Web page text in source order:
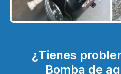
¿Tienes
Bomba de